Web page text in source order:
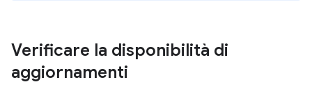
Verificare la disponibilità di
aggiornamenti